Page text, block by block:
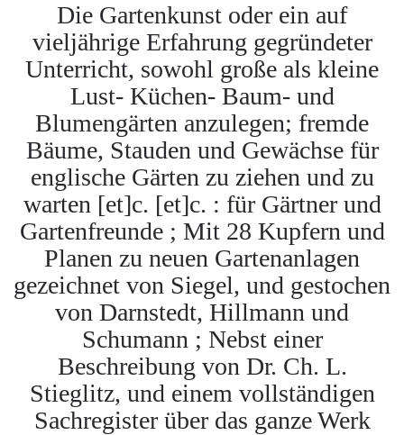
Die Gartenkunst oder ein auf
vieljährige Erfahrung gegründeter
Unterricht, sowohl große als kleine
Lust- Küchen- Baum- und
Blumengärten anzulegen; fremde
Bäume, Stauden und Gewächse für
englische Gärten zu ziehen und zu
warten [et]c. [et]c. : für Gärtner und
Gartenfreunde ; Mit 28 Kupfern und
Planen zu neuen Gartenanlagen
gezeichnet von Siegel, und gestochen
von Darnstedt, Hillmann und
Schumann ; Nebst einer
Beschreibung von Dr. Ch. L.
Stieglitz, und einem vollständigen
Sachregister über das ganze Werk